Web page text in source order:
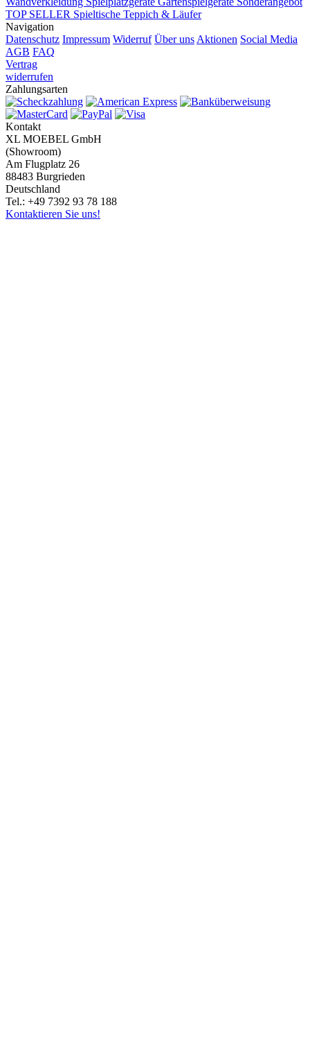
TOP SELLER Spieltische Teppich & Läufer
Navigation
Datenschutz Impressum Widerruf Über uns Aktionen Social Media
AGB FAQ
Vertrag
widerrufen
Zahlungsarten
Kontakt
XL MOEBEL GmbH
(Showroom)
Am Flugplatz 26
88483 Burgrieden
Deutschland
Tel.: +49 7392 93 78 188
Kontaktieren Sie uns!